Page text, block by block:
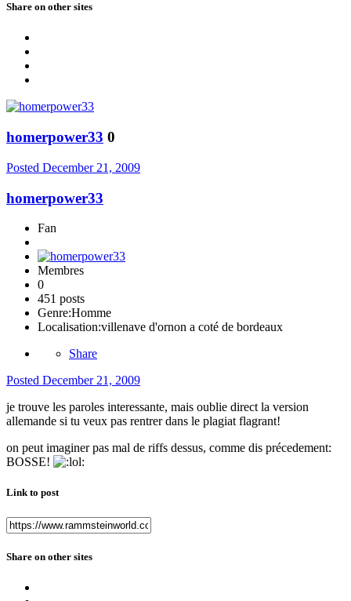
Share on other sites
homerpower33 0
Posted December 21, 2009
homerpower33
Fan
Membres
0
451 posts
Genre:Homme
Localisation:villenave d'ornon a coté de bordeaux
Share
Posted December 21, 2009
je trouve les paroles interessante, mais oublie direct la version
allemande si tu veux pas rentrer dans le plagiat flagrant!
on peut imaginer pas mal de riffs dessus, comme dis précedement:
BOSSE!
Link to post
Share on other sites